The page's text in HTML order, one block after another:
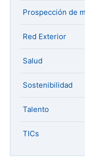
Prospección de
Red Exterior
Salud
Sostenibilidad
Talento
TICs